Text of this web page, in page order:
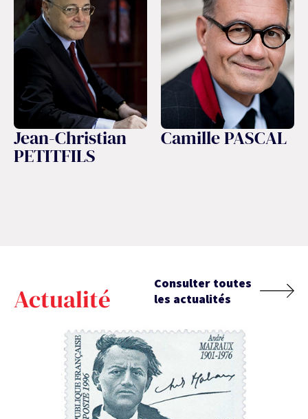
Jean-Christian
PETITFILS
Camille PASCAL
Actualité
Consulter toutes
les actualités